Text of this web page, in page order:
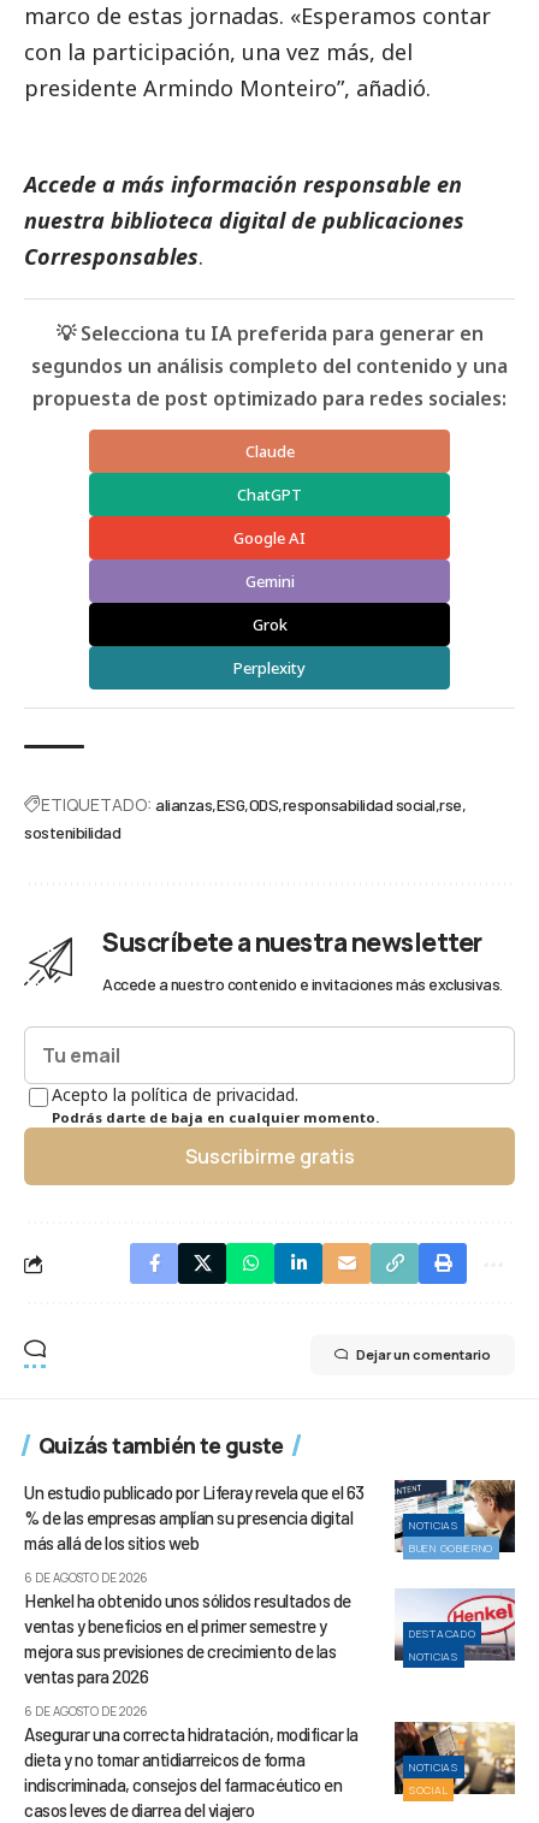
marco de estas jornadas. «Esperamos contar
con la participación, una vez más, del
presidente Armindo Monteiro”, añadió.
Accede a más información responsable en
nuestra biblioteca digital de publicaciones
Corresponsables.
💡 Selecciona tu IA preferida para generar en
segundos un análisis completo del contenido y una
propuesta de post optimizado para redes sociales:
Claude
ChatGPT
Google AI
Gemini
Grok
Perplexity
ETIQUETADO: alianzas ESG ODS responsabilidad social rse
sostenibilidad
Suscríbete a nuestra newsletter
Accede a nuestro contenido e invitaciones más exclusivas.
Acepto la política de privacidad.
Podrás darte de baja en cualquier momento.
Suscribirme gratis
Dejar un comentario
Quizás también te guste
NOTICIAS
BUEN GOBIERNO
Un estudio publicado por Liferay revela que el 63
% de las empresas amplían su presencia digital
más allá de los sitios web
6 DE AGOSTO DE 2026
DESTACADO
NOTICIAS
Henkel ha obtenido unos sólidos resultados de
ventas y beneficios en el primer semestre y
mejora sus previsiones de crecimiento de las
ventas para 2026
6 DE AGOSTO DE 2026
NOTICIAS
SOCIAL
Asegurar una correcta hidratación, modificar la
dieta y no tomar antidiarreicos de forma
indiscriminada, consejos del farmacéutico en
casos leves de diarrea del viajero